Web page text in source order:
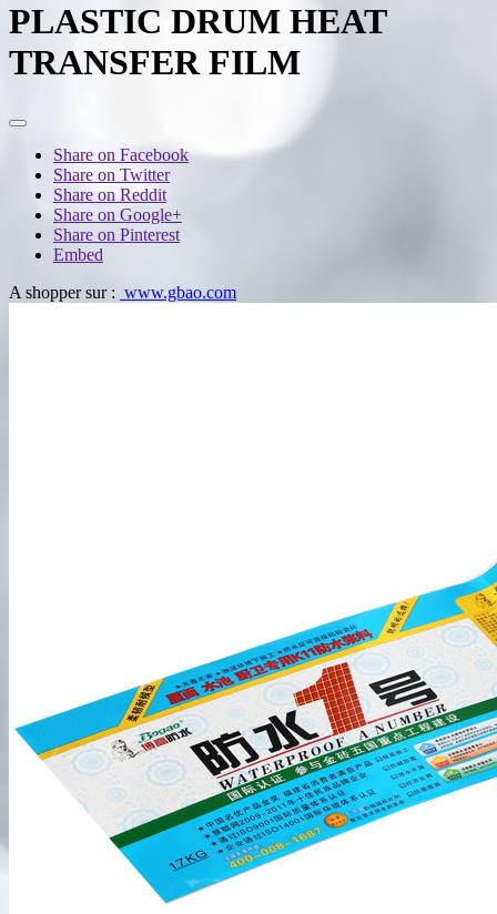
PLASTIC DRUM HEAT
TRANSFER FILM
Share on Facebook
Share on Twitter
Share on Reddit
Share on Google+
Share on Pinterest
Embed
A shopper sur : www.gbao.com